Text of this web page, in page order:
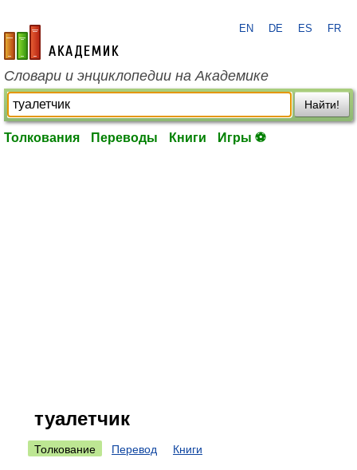
academic.ru
EN DE ES FR
Словари и энциклопедии на Академике
Найти!
Толкования Переводы Книги Игры ⚽
туалетчик
Толкование Перевод Книги